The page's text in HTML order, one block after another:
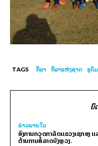
TAGS ກິລາ ກິລາແຫ່ງຊາດ ອຸດົ
ບົ
ຂ່າວພາຍ​ໃນ
ອົງການກວດກາລັດແຂວງເຊກອງ
ຕ້ານການສໍ້ລາດບັງຫຼວງ.